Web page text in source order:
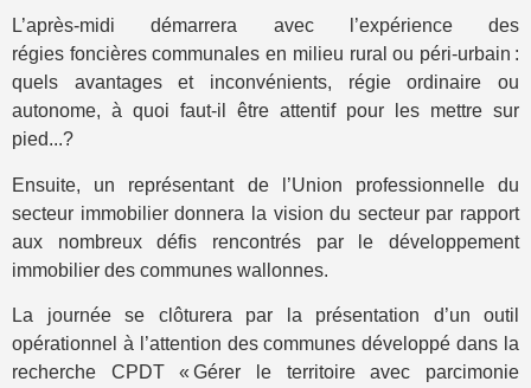
L’après-midi démarrera avec l ’expérience des
régies foncièrescommunales en milieu rural ou péri-urbain :
quels avantages et inconvénients, régie ordinaire ou
autonome, à quoi faut-il être attentif pour les mettre sur
pied...?
Ensuite, un représentant de l’Union professionnelle du
secteur immobilier donnera la vision du secteur par rapport
aux nombreux défis rencontrés par le développement
immobilier des communes wallonnes.
La journée se clôturera par la présentation d’un outil
opérationnel à l’attention des communes développé dans la
recherche CPDT «Gérer le territoire avec parcimonie